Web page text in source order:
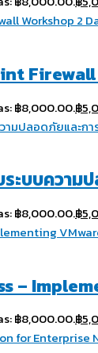
฿8,000.00.฿
ะบบความ
฿8,000.00.฿
–
฿8,000.00.฿